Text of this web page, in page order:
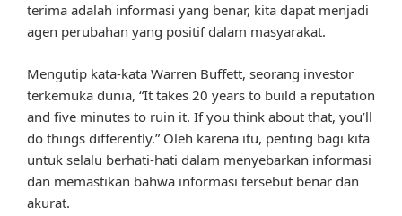
terima adalah informasi yang benar, kita dapat menjadi
agen perubahan yang positif dalam masyarakat.
Mengutip kata-kata Warren Buffett, seorang investor
terkemuka dunia, “It takes 20 years to build a reputation
and five minutes to ruin it. If you think about that, you’ll
do things differently.” Oleh karena itu, penting bagi kita
untuk selalu berhati-hati dalam menyebarkan informasi
dan memastikan bahwa informasi tersebut benar dan
akurat.